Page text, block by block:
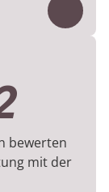
zu
612
bewerten
mit der